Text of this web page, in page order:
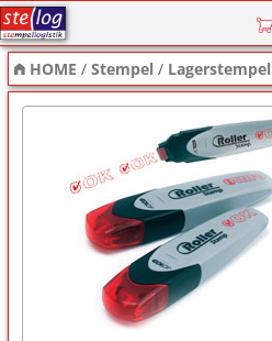
HOME
Stempel-Textplatten
Stempelzubehör
HOME /Stempel / Lagerstempel